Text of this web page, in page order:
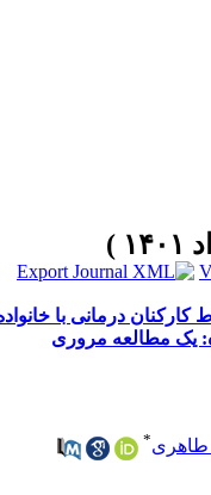
درمانی با خانواده
مطالعه مروری
*